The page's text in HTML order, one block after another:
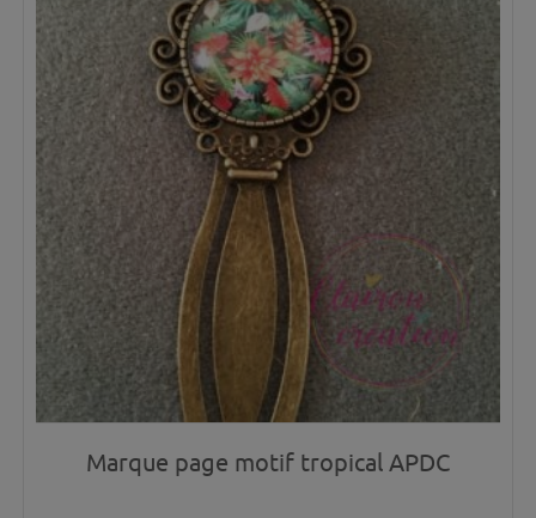
Marque page motif tropical APDC